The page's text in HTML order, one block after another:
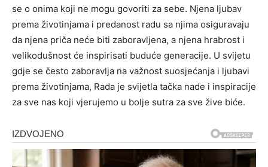
se o onima koji ne mogu govoriti za sebe. Njena ljubav
prema životinjama i predanost radu sa njima osiguravaju
da njena priča neće biti zaboravljena, a njena hrabrost i
velikodušnost će inspirisati buduće generacije. U svijetu
gdje se često zaboravlja na važnost suosjećanja i ljubavi
prema životinjama, Rada je svijetla tačka nade i inspiracije
za sve nas koji vjerujemo u bolje sutra za sve žive biće.